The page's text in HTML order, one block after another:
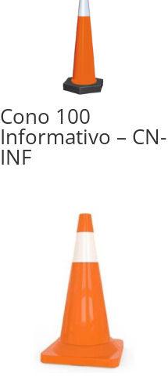
Cono 100
Informativo – CN-
INF